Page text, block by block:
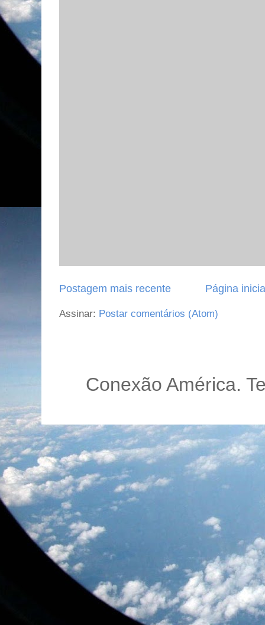
Postagem mais recente Página
Assinar: Postar comentários (Atom)
Conexão América.